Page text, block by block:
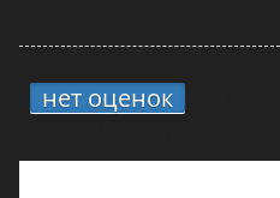
нет оценок